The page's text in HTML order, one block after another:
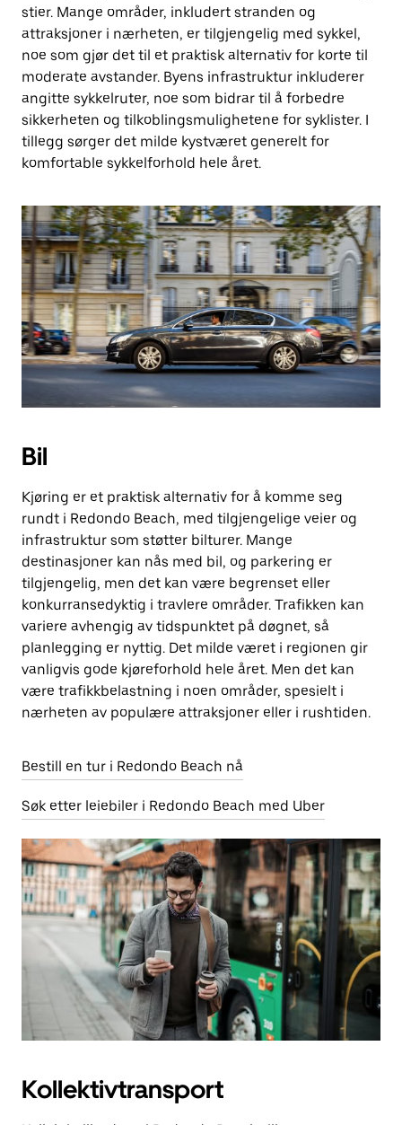
stier. Mange områder, inkludert stranden og
attraksjoner i nærheten, er tilgjengelig med sykkel,
noe som gjør det til et praktisk alternativ for korte til
moderate avstander. Byens infrastruktur inkluderer
angitte sykkelruter, noe som bidrar til å forbedre
sikkerheten og tilkoblingsmulighetene for syklister. I
tillegg sørger det milde kystværet generelt for
komfortable sykkelforhold hele året.
Bil
Kjøring er et praktisk alternativ for å komme seg
rundt i Redondo Beach, med tilgjengelige veier og
infrastruktur som støtter bilturer. Mange
destinasjoner kan nås med bil, og parkering er
tilgjengelig, men det kan være begrenset eller
konkurransedyktig i travlere områder. Trafikken kan
variere avhengig av tidspunktet på døgnet, så
planlegging er nyttig. Det milde været i regionen gir
vanligvis gode kjøreforhold hele året. Men det kan
være trafikkbelastning i noen områder, spesielt i
nærheten av populære attraksjoner eller i rushtiden.
Bestill en tur i Redondo Beach nå
Søk etter leiebiler i Redondo Beach med Uber
Kollektivtransport